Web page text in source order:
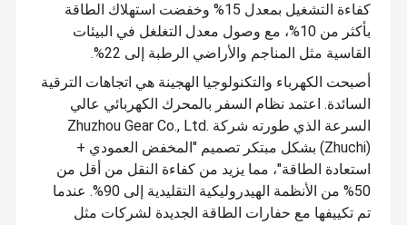
كفاءة التشغيل بمعدل 15% وخفضت استهلاك الطاقة
بأكثر من 10%، مع وصول معدل التغلغل في البيئات
القاسية مثل المناجم والأراضي الرطبة إلى 22%.
أصبحت الكهرباء والتكنولوجيا الهجينة هي اتجاهات الترقية
السائدة. اعتمد نظام السفر بالمحرك الكهربائي عالي
السرعة الذي طورته شركة Zhuzhou Gear Co., Ltd.
(Zhuchi) بشكل مبتكر تصميم "المخفض العمودي +
استعادة الطاقة"، مما يزيد من كفاءة النقل من أقل من
50% من الأنظمة الهيدروليكية التقليدية إلى 90%. عندما
تم تكييفها مع حفارات الطاقة الجديدة لشركات مثل